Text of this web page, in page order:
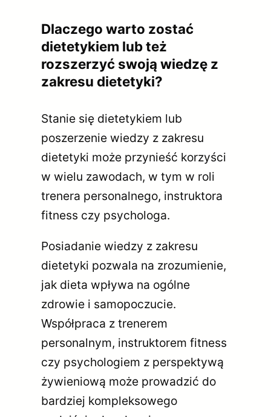
Dlaczego warto zostać
dietetykiem lub też
rozszerzyć swoją wiedzę z
zakresu dietetyki?
Stanie się dietetykiem lub
poszerzenie wiedzy z zakresu
dietetyki może przynieść korzyści
w wielu zawodach, w tym w roli
trenera personalnego, instruktora
fitness czy psychologa.
Posiadanie wiedzy z zakresu
dietetyki pozwala na zrozumienie,
jak dieta wpływa na ogólne
zdrowie i samopoczucie.
Współpraca z trenerem
personalnym, instruktorem fitness
czy psychologiem z perspektywą
żywieniową może prowadzić do
bardziej kompleksowego